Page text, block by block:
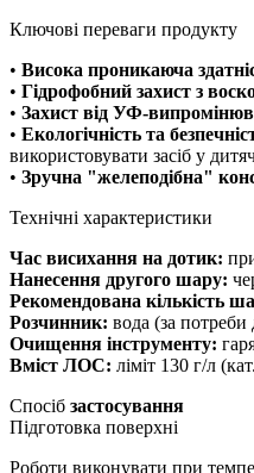
Ключові переваги продукту
• Висока проникаюча
• Гідрофобний захист з
• Захист від УФ-
• Екологічність та
використовувати засіб у
• Зручна "желеподібна"
Технічні характеристики
Час висихання на дотик:
Нанесення другого шару:
Рекомендована кількість
Розчинник: вода (за потреби
Очищення інструменту:
Вміст ЛОС: ліміт 130 г/л
Спосіб застосування
Підготовка поверхні
Роботи виконувати при